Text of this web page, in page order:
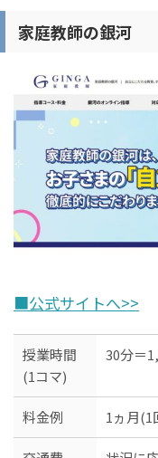
家庭教師の銀河
■公式サイトへ>>
授業時間
(1コマ)
30分＝
料金例 1ヵ月(1